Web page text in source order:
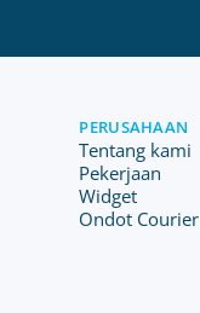
PERUSAHAAN
Tentang kami
Pekerjaan
Widget
Ondot Courier